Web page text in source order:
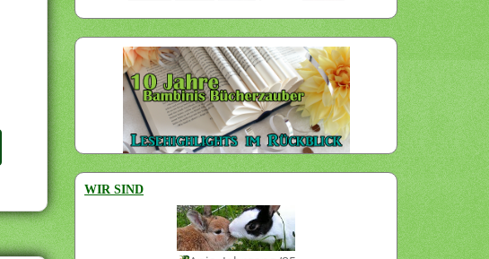
WIR SIND